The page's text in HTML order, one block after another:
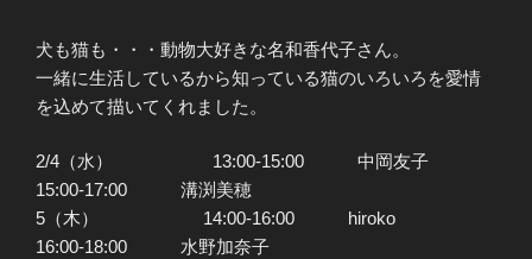
犬も猫も・・・動物大好きな名和香代子さん。
一緒に生活しているから知っている猫のいろいろを愛情
を込めて描いてくれました。
2/4（水） 13:00-15:00 中岡友子
15:00-17:00 溝渕美穂
5（木） 14:00-16:00 hiroko
16:00-18:00 水野加奈子